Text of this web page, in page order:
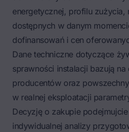
energetycznej, profilu zużycia,
dostępnych w danym
dofinansowań i cen
Dane techniczne dotyczące
sprawności instalacji bazują na
producentów oraz
w realnej eksploatacji
Decyzję o zakupie
indywidualnej analizy